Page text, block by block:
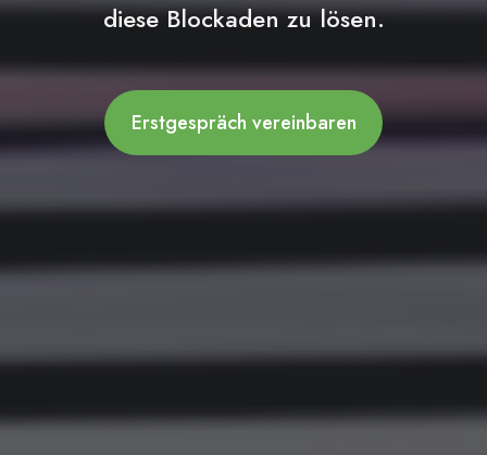
diese Blockaden zu lösen.
Erstgespräch vereinbaren